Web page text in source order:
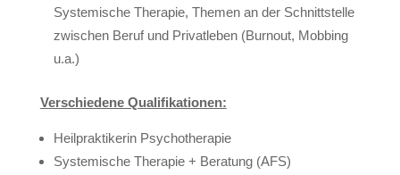
Systemische Therapie, Themen an der Schnittstelle
zwischen Beruf und Privatleben (Burnout, Mobbing
u.a.)
Verschiedene Qualifikationen:
Heilpraktikerin Psychotherapie
Systemische Therapie + Beratung (AFS)